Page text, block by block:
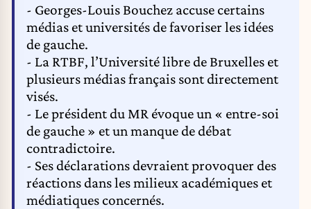
- Georges-Louis Bouchez accuse certains
médias et universités de favoriser les idées
de gauche.
- La RTBF, l’Université libre de Bruxelles et
plusieurs médias français sont directement
visés.
- Le président du MR évoque un « entre-soi
de gauche » et un manque de débat
contradictoire.
- Ses déclarations devraient provoquer des
réactions dans les milieux académiques et
médiatiques concernés.